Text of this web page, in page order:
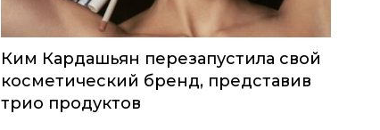
Ким Кардашьян перезапустила свой
косметический бренд, представив
трио продуктов